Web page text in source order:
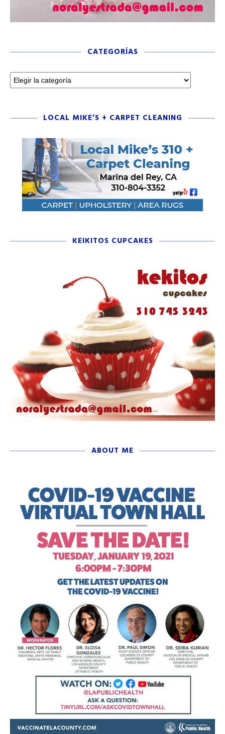
CATEGORÍAS
LOCAL MIKE’S + CARPET CLEANING
KEIKITOS CUPCAKES
ABOUT ME